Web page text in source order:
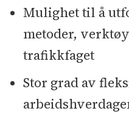
Mulighet til å
metoder,
trafikkfaget
Stor grad av